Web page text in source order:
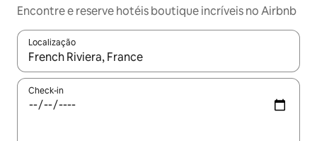
Encontre e reserve hotéis boutique incríveis no Airbnb
Localização
Quando os resultados estiverem disponíveis, explore-os
Check-in